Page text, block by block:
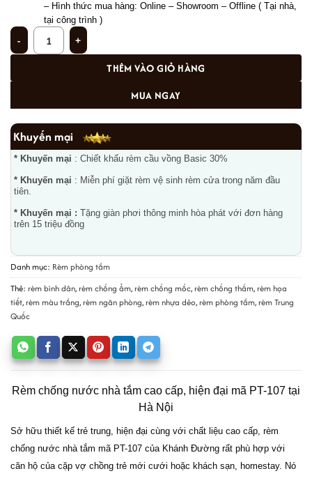
– Hình thức mua hàng: Online – Showroom – Offline ( Tại nhà,
tại công trình )
Rèm chống nước nhà tắm cao cấp, hiện đại mã PT-107 tại Hà Nội số lượng
THÊM VÀO GIỎ HÀNG
MUA NGAY
Khuyến mại
* Khuyến mại : Chiết khấu rèm cầu vồng Basic 30%
* Khuyến mại : Miễn phí giặt rèm vệ sinh rèm cửa trong năm đầu
tiên.
* Khuyến mại : Tặng giàn phơi thông minh hòa phát với đơn hàng
trên 15 triệu đồng
Danh mục: Rèm phòng tắm
Thẻ: rèm bình dân,rèm chống ẩm,rèm chống mốc,rèm chống thấm,rèm họa
tiết,rèm màu trắng,rèm ngăn phòng,rèm nhựa dẻo,rèm phòng tắm,rèm Trung
Quốc
Rèm chống nước nhà tắm cao cấp, hiện đại mã PT-107 tại
Hà Nội
Sở hữu thiết kế trẻ trung, hiện đại cùng với chất liệu cao cấp, rèm
chống nước nhà tắm mã PT-107 của Khánh Đường rất phù hợp với
căn hộ của cặp vợ chồng trẻ mới cưới hoặc khách sạn, homestay. Nó